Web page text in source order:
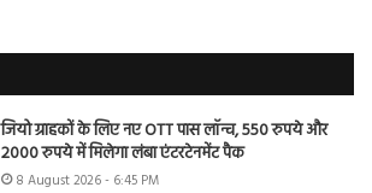
जियो ग्राहकों के लिए नए OTT पास लॉन्च, 550 रुपये और
2000 रुपये में मिलेगा लंबा एंटरटेनमेंट पैक
8 August 2026 - 6:45 PM